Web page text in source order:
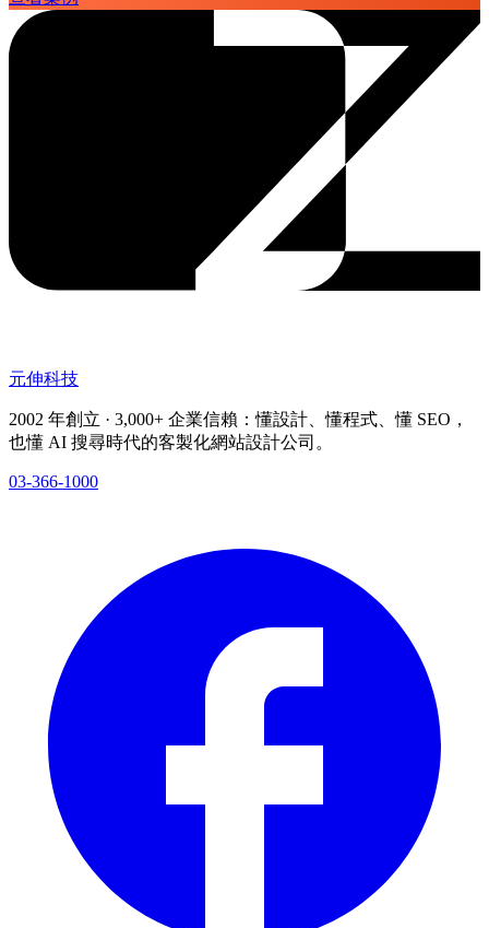
元伸科技
2002 年創立 · 3,000+ 企業信賴：懂設計、懂程式、懂 SEO，
也懂 AI 搜尋時代的客製化網站設計公司。
03-366-1000